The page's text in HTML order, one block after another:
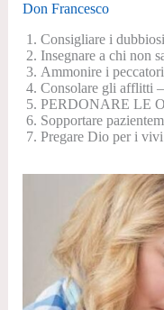
Don Francesco
Consigliare i
Insegnare a chi non
Ammonire i
Consolare gli afflitti –
PERDONARE LE
Sopportare
Pregare Dio per i